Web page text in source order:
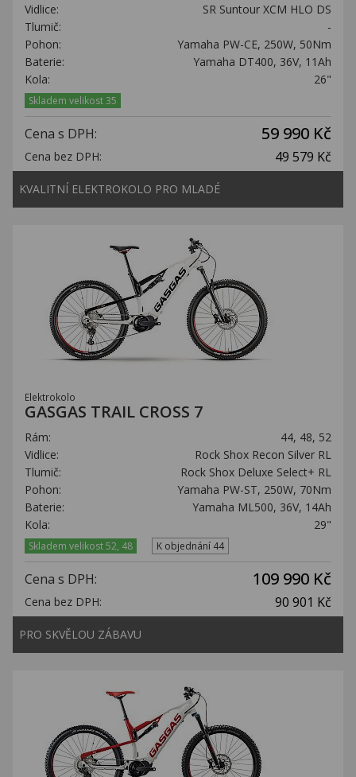
Vidlice:
SR Suntour XCM HLO DS
Tlumič:
-
Pohon:
Yamaha PW-CE, 250W, 50Nm
Baterie:
Yamaha DT400, 36V, 11Ah
Kola:
26"
Skladem velikost 35
Cena s DPH: 59 990 Kč
Cena bez DPH: 49 579 Kč
KVALITNÍ ELEKTROKOLO PRO MLADÉ
Elektrokolo
GASGAS TRAIL CROSS 7
Rám:
44, 48, 52
Vidlice:
Rock Shox Recon Silver RL
Tlumič:
Rock Shox Deluxe Select+ RL
Pohon:
Yamaha PW-ST, 250W, 70Nm
Baterie:
Yamaha ML500, 36V, 14Ah
Kola:
29"
Skladem velikost 52, 48 K objednání 44
Cena s DPH: 109 990 Kč
Cena bez DPH: 90 901 Kč
PRO SKVĚLOU ZÁBAVU